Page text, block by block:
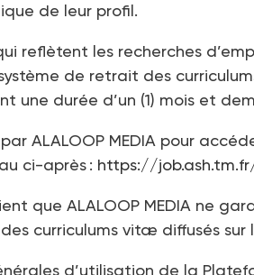
de leur profil.
reflètent les recherches
de retrait des
une durée d’un (1) mois et
ALALOOP MEDIA pour
ci-après : https://
que ALALOOP MEDIA ne
curriculums vitæ diffusés
d’utilisation de la